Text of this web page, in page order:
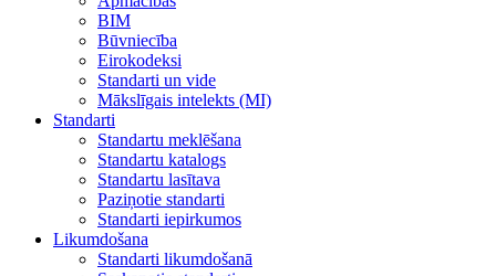
BIM
Būvniecība
Eirokodeksi
Standarti un vide
Mākslīgais intelekts (MI)
Standarti
Standartu meklēšana
Standartu katalogs
Standartu lasītava
Paziņotie standarti
Standarti iepirkumos
Likumdošana
Standarti likumdošanā